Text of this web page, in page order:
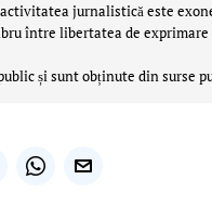
jurnalistică este
între libertatea de
și sunt obținute din surse